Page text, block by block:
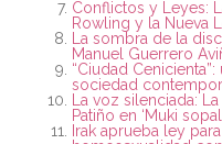
Conflictos y Leyes:
Rowling y la Nueva
La sombra de la
Manuel Guerrero
“Ciudad
sociedad
La voz silenciada:
Patiño en ‘Muki
Irak aprueba ley